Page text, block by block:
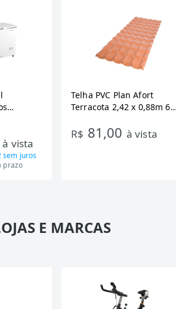
Branco,
à vista
sem juros
prazo
Telha PVC Plan Afort
Terracota 2,42 x 0,88m 6
R$ 81,00 à vista
E MARCAS